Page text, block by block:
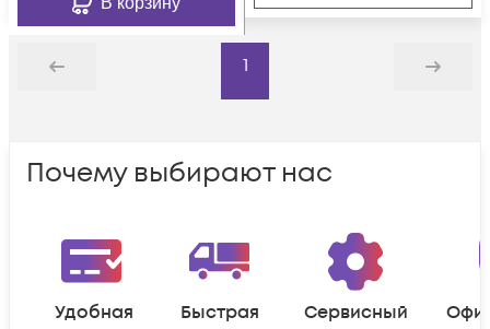
Назад
1
Дальше
Почему выбирают нас
Удобная
Быстрая
Сервисный